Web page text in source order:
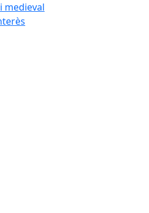
medieval